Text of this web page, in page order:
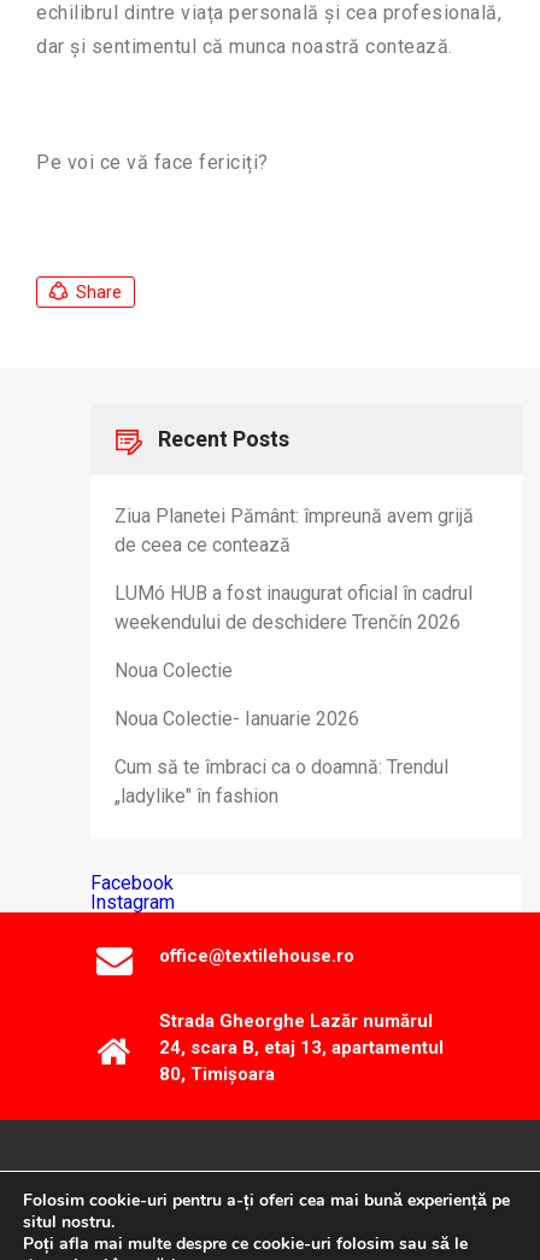
echilibrul dintre viața personală și cea profesională,
dar și sentimentul că munca noastră contează.
Pe voi ce vă face fericiți?
Share
Recent Posts
Ziua Planetei Pământ: împreună avem grijă
de ceea ce contează
LUMó HUB a fost inaugurat oficial în cadrul
weekendului de deschidere Trenčín 2026
Noua Colectie
Noua Colectie- Ianuarie 2026
Cum să te îmbraci ca o doamnă: Trendul
„ladylike" în fashion
Facebook
Instagram
office@textilehouse.ro
Strada Gheorghe Lazăr numărul
24, scara B, etaj 13, apartamentul
80, Timișoara
© 2025 TEXTILE HOUSE SECOND HAND
Folosim cookie-uri pentru a-ți oferi cea mai bună experiență pe
situl nostru.
Poți afla mai multe despre ce cookie-uri folosim sau să le